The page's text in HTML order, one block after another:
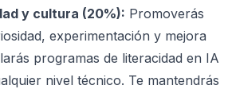
y cultura (20%): Promoverás
experimentación y mejora
programas de literacidad en IA
nivel técnico. Te mantendrás